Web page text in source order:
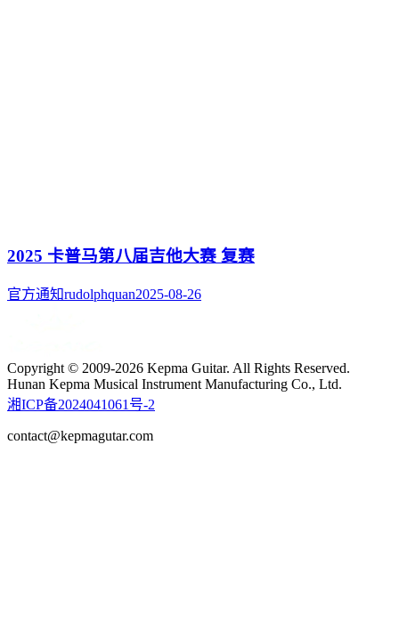
2025 卡普马第八届吉他大赛 复赛
官方通知rudolphquan2025-08-26
Copyright © 2009-2026 Kepma Guitar. All Rights Reserved.
Hunan Kepma Musical Instrument Manufacturing Co., Ltd.
湘ICP备2024041061号-2
contact@kepmagutar.com